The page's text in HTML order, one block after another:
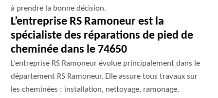
à prendre la bonne décision.
L’entreprise RS Ramoneur est la
spécialiste des réparations de pied de
cheminée dans le 74650
L’entreprise RS Ramoneur évolue principalement dans le
département RS Ramoneur. Elle assure tous travaux sur
les cheminées : installation, nettoyage, ramonage,